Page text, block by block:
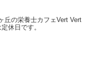
丘の栄養士カフェVert Vert
休日です。